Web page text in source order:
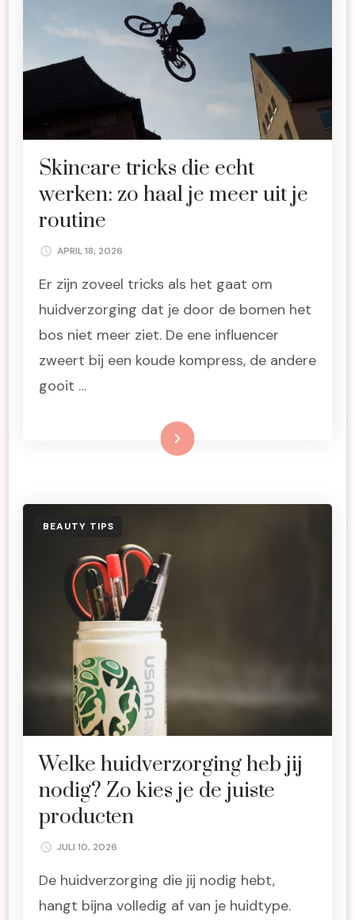
Skincare tricks die echt
werken: zo haal je meer uit je
routine
APRIL 18, 2026
Er zijn zoveel tricks als het gaat om
huidverzorging dat je door de bomen het
bos niet meer ziet. De ene influencer
zweert bij een koude kompress, de andere
gooit …
Lees meer
BEAUTY TIPS
Welke huidverzorging heb jij
nodig? Zo kies je de juiste
producten
JULI 10, 2026
De huidverzorging die jij nodig hebt,
hangt bijna volledig af van je huidtype.